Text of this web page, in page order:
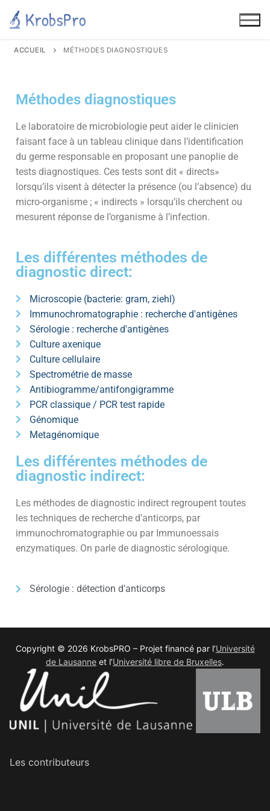
ACCUEIL MÉTHODES DIAGNOSTIQUES
Méthodes diagnostiques
Le laboratoire de microbiologie peut aider le clinicien
faisant face à un tableau clinique dans l’identification
du germe responsable en proposant une panoplie de
tests diagnostiques. Ces tests sont dit « directs»
lorsqu’ils visent à détecter la présence (ou l’absence) du
micro-organisme ; « indirects » lorsqu’ils cherchent ou
mesurent réponse de l’organisme à l’infection.
Les différentes méthodes de
diagnostic direct:
Microscopie (bacterie: gram, ziehl)
Immunochromatographie : recherche d'antigènes
Sérologie : recherche d'antigènes
Culture axenique
Culture cellulaire
Spectrométrie de masse
Antibiogramme/antifongigramme
PCR classique / PCR test rapide
Génomique
Metagénomique
Les différentes méthodes de
diagnostic indirect:
Les méthodes de diagnostic indirect regroupent toutes
les techniques de recherche d’anticorps, par
immunochromatographie ou par Immunoessais
enzymatiques. On parle de diagnostic sérologique.
Sérologie : détection d'anticorps
Copyright © 2026 KrobsPRO – Projet financé par l’Université
de Lausanne et l’Université libre de Bruxelles.
Les contributeurs